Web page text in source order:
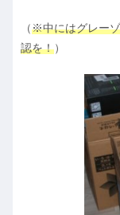
（※中にはグレー
認を！）